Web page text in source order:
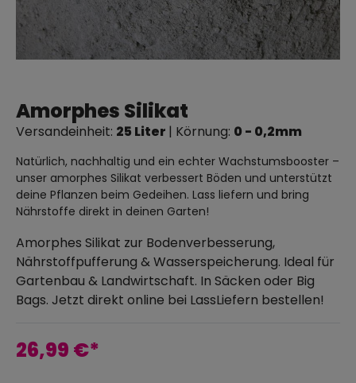
Amorphes Silikat
Versandeinheit: 25 Liter | Körnung: 0 - 0,2mm
Natürlich, nachhaltig und ein echter Wachstumsbooster –
unser amorphes Silikat verbessert Böden und unterstützt
deine Pflanzen beim Gedeihen. Lass liefern und bring
Nährstoffe direkt in deinen Garten!
Amorphes Silikat zur Bodenverbesserung,
Nährstoffpufferung & Wasserspeicherung. Ideal für
Gartenbau & Landwirtschaft. In Säcken oder Big
Bags. Jetzt direkt online bei LassLiefern bestellen!
26,99 €*